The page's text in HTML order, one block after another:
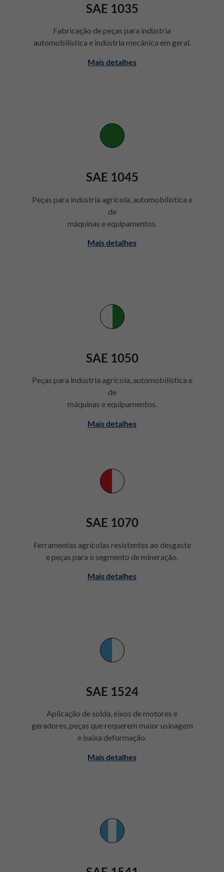
SAE 1035
Fabricação de peças para indústria
automobilística e indústria mecânica em geral.
Mais detalhes
SAE 1045
Peças para indústria agrícola, automobilística e
de
máquinas e equipamentos.
Mais detalhes
SAE 1050
Peças para indústria agrícola, automobilística e
de
máquinas e equipamentos.
Mais detalhes
SAE 1070
Ferramentas agrícolas resistentes ao desgaste
e peças para o segmento de mineração.
Mais detalhes
SAE 1524
Aplicação de solda, eixos de motores e
geradores, peças que requerem maior usinagem
e baixa deformação.
Mais detalhes